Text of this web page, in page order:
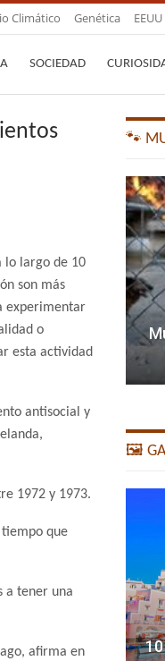
Climático Genética EEUU
SOCIEDAD
lo largo de 10
son más
experimentar
o
esta actividad
antisocial y
1972 y 1973.
que
a tener una
afirma en
🐾
🖼️